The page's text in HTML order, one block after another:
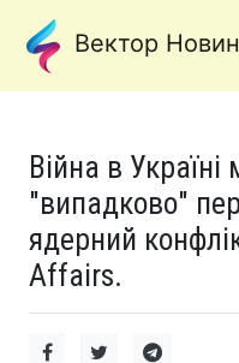
Вектор Новин
Війна в
"випадково"
ядерний
Affairs.